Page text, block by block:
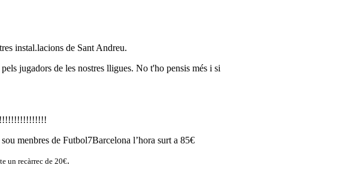
instal.lacions de Sant Andreu.
jugadors de les nostres lligues. No t'ho pensis més i si
menbres de Futbol7Barcelona l’hora surt a 85€
un recàrrec de 20€.